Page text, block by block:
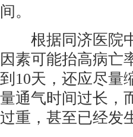
间。
根据同济医院中
因素可能抬高病亡
到10天，还应尽量
量通气时间过长，
过重，甚至已经发